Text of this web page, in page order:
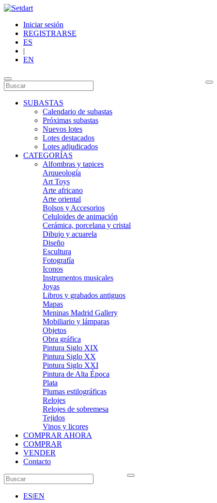
Iniciar sesión
REGISTRARSE
ES
|
EN
SUBASTAS
Calendario de subastas
Próximas subastas
Nuevos lotes
Lotes destacados
Lotes adjudicados
CATEGORÍAS
Alfombras y tapices
Arqueología
Art Toys
Arte africano
Arte oriental
Bolsos y Accesorios
Celuloides de animación
Cerámica, porcelana y cristal
Dibujo y acuarela
Diseño
Escultura
Fotografía
Iconos
Instrumentos musicales
Joyas
Libros y grabados antiguos
Mapas
Meninas Madrid Gallery
Mobiliario y lámparas
Objetos
Obra gráfica
Pintura Siglo XIX
Pintura Siglo XX
Pintura Siglo XXI
Pintura de Alta Época
Plata
Plumas estilográficas
Relojes
Relojes de sobremesa
Tejidos
Vinos y licores
COMPRAR AHORA
COMPRAR
VENDER
Contacto
ES|EN